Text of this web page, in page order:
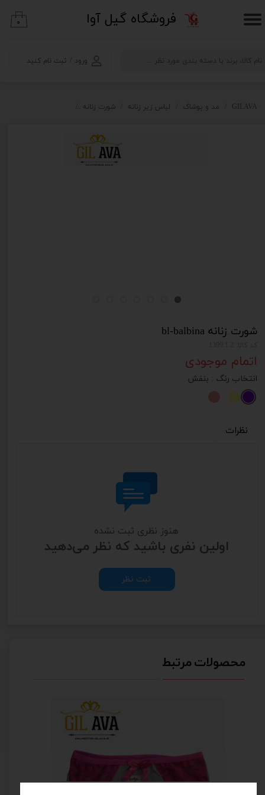
​فروشگاه گیل آوا
ورود ثبت نام کنید
حساب کاربری من
خروج از حساب کاربری
۰
GILAVA مد و پوشاک لباس زیر زنانه شورت زنانه
شورت زنانه bl-balbina
اتمام موجودی
انتخاب رنگ : بنفش
نظرات
هنوز نظری ثبت نشده
اولین نفری باشید که نظر می‌دهید
ثبت نظر
محصولات مرتبط